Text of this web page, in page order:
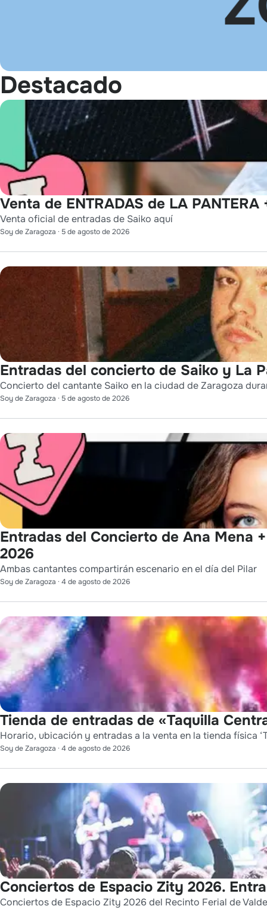
Destacado
Venta de ENTRADAS de LA
Venta oficial de entradas de Saiko aquí
Soy de Zaragoza · 5 de agosto de 2026
Entradas del concierto de Saiko y La
Concierto del cantante Saiko en la ciudad de Zaragoza
Soy de Zaragoza · 5 de agosto de 2026
Entradas del Concierto de Ana Mena
2026
Ambas cantantes compartirán escenario en el día del Pilar
Soy de Zaragoza · 4 de agosto de 2026
Tienda de entradas de «Taquilla
Horario, ubicación y entradas a la venta en la tienda física
Soy de Zaragoza · 4 de agosto de 2026
Conciertos de Espacio Zity 2026.
Conciertos de Espacio Zity 2026 del Recinto Ferial de